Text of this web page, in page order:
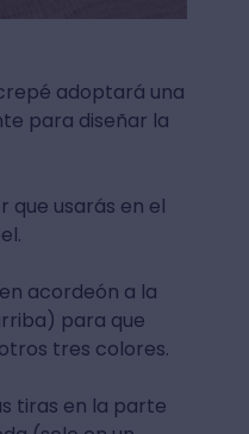
adoptará una
para diseñar la
que usarás en el
acordeón a la
para que
tres colores.
tiras en la parte